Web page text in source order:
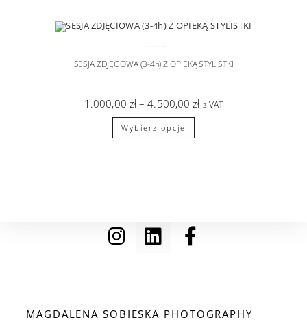
SESJA ZDJĘCIOWA (3-4h) Z OPIEKĄ STYLISTKI
1.000,00 zł – 4.500,00 zł z VAT
Wybierz opcje
MAGDALENA SOBIESKA PHOTOGRAPHY